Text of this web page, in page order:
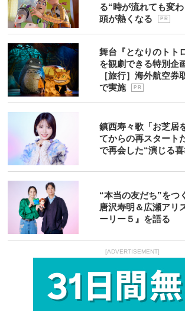
る“時が流れても変
頭が熱くなる
P R
舞台『となりのトト
を観劇できる特別
［旅行］海外航空券
で実施
P R
鎮西寿々歌「お芝居
てからの再スター
で再会した“演じる喜
“本当の友だち”を
唐沢寿明＆広瀬アリ
ーリー５』を語る
[ADVERTISEMENT]